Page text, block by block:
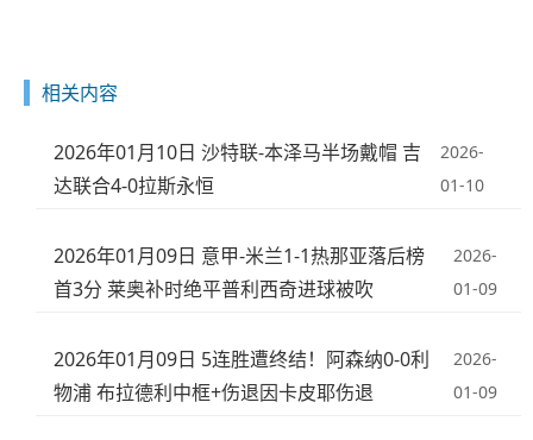
相关内容
2026年01月10日 沙特联-本泽马半场戴帽 吉
达联合4-0拉斯永恒
2026-
01-10
2026年01月09日 意甲-米兰1-1热那亚落后榜
首3分 莱奥补时绝平普利西奇进球被吹
2026-
01-09
2026年01月09日 5连胜遭终结！阿森纳0-0利
物浦 布拉德利中框+伤退因卡皮耶伤退
2026-
01-09